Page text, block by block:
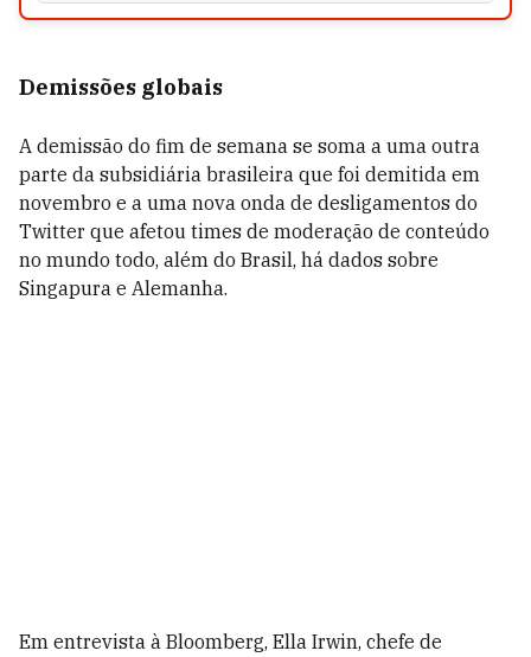
Demissões globais
A demissão do fim de semana se soma a uma outra
parte da subsidiária brasileira que foi demitida em
novembro e a uma nova onda de desligamentos do
Twitter que afetou times de moderação de conteúdo
no mundo todo, além do Brasil, há dados sobre
Singapura e Alemanha.
Em entrevista à Bloomberg, Ella Irwin, chefe de